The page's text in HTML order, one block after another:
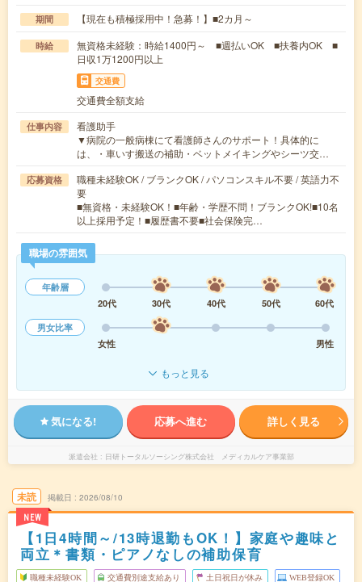
期間 【現在も積極採用中！急募！】■2カ月～
時給
無資格未経験：時給1400円～ ■週払いOK ■扶養内OK ■
日収1万1200円以上
交通費
交通費全額支給
仕事内容
看護助手
▼病院の一般病棟にて看護師さんのサポート！具体的に
は、・車いす搬送の補助・ベットメイキングやシーツ交…
応募資格
職種未経験OK / ブランクOK / パソコンスキル不要 / 英語力不
要
■無資格・未経験OK！■年齢・学歴不問！ブランクOK!■10名
以上採用予定！■履歴書不要■社会保険完…
職場の雰囲気
年齢層
20代
30代 40代 50代
60代
男女比率
女性
男性
もっと見る
気になる! 応募へ進む 詳しく見る
派遣会社 日研トータルソーシング株式会社 メディカルケア事業部
未読
NEW
掲載日 2026/08/10
【1日4時間～/13時退勤もOK！】家庭や趣味と
両立＊書類・ピアノなしの補助保育
職種未経験OK 交通費別途支給あり 土日祝日が休み WEB登録OK